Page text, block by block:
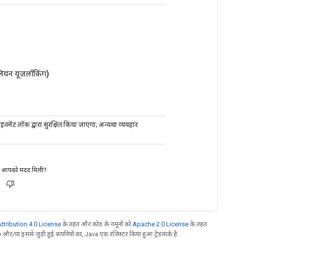
यूज़लॉकिंग)
लॉक द्वारा सुरक्षित किया जाएगा; अन्यथा व्यवहार
आपको मदद मिली?
4.0 Licenseके तहत और कोड के नमूनों को Apache 2.0 License के तहत
या इससे जुड़ी हुई कंपनियों का, Java एक रजिस्टर किया हुआ ट्रेडमार्क है.